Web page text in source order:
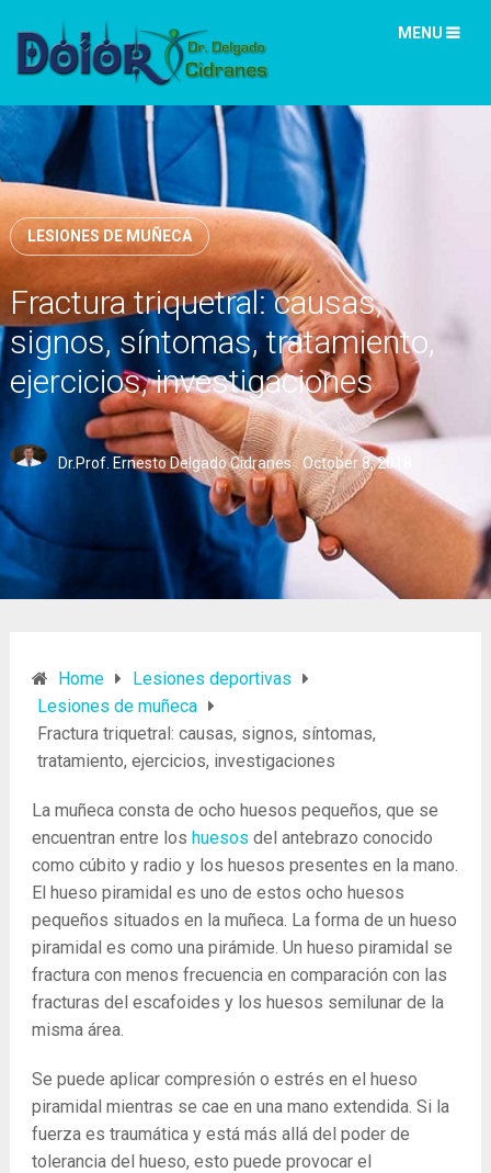
MENU
LESIONES DE MUÑECA
Fractura triquetral: causas,
signos, síntomas, tratamiento,
ejercicios, investigaciones
Dr.Prof. Ernesto Delgado Cidranes October 8, 2018
Home
Lesiones deportivas
Lesiones de muñeca
Fractura triquetral: causas, signos, síntomas,
tratamiento, ejercicios, investigaciones
La muñeca consta de ocho huesos pequeños, que se
encuentran entre los huesos del antebrazo conocido
como cúbito y radio y los huesos presentes en la mano.
El hueso piramidal es uno de estos ocho huesos
pequeños situados en la muñeca. La forma de un hueso
piramidal es como una pirámide. Un hueso piramidal se
fractura con menos frecuencia en comparación con las
fracturas del escafoides y los huesos semilunar de la
misma área.
Se puede aplicar compresión o estrés en el hueso
piramidal mientras se cae en una mano extendida. Si la
fuerza es traumática y está más allá del poder de
tolerancia del hueso, esto puede provocar el